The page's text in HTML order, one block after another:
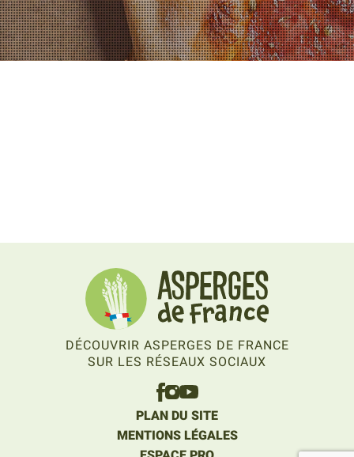
DÉCOUVRIR ASPERGES DE FRANCE
SUR LES RÉSEAUX SOCIAUX
PLAN DU SITE
MENTIONS LÉGALES